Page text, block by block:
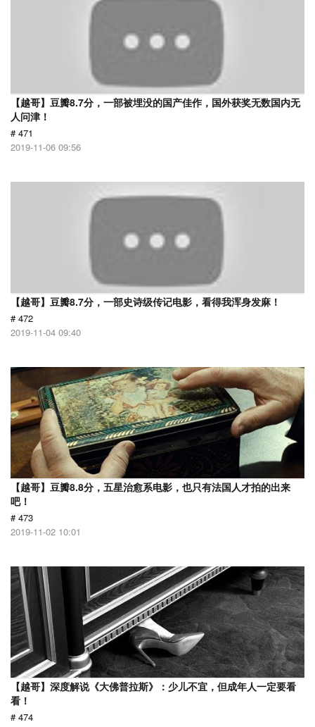
【越哥】豆瓣8.7分，一部被埋没的国产佳作，国外获奖无数国内无
人问津！
# 471
2019-11-06 09:56
【越哥】豆瓣8.7分，一部史诗级传记电影，看得我浑身发麻！
# 472
2019-11-04 09:40
【越哥】豆瓣8.8分，五星治愈系电影，也只有法国人才拍的出来
吧！
# 473
2019-11-02 10:01
【越哥】深度解说《大佛普拉斯》：少儿不宜，但成年人一定要看
看！
# 474